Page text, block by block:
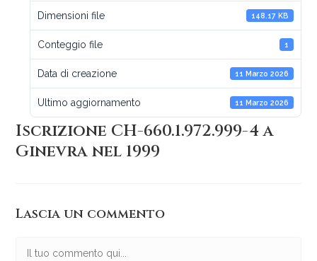
Dimensioni file 148.17 KB
Conteggio file 1
Data di creazione 11 Marzo 2026
Ultimo aggiornamento 11 Marzo 2026
Iscrizione CH-660.1.972.999-4 a
Ginevra nel 1999
Lascia un commento